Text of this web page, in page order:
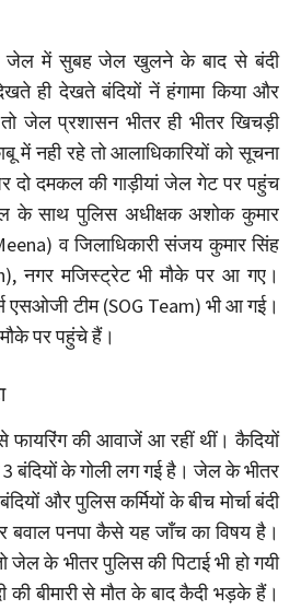
जेल में सुबह जेल खुलने के बाद से बंदी
ही देखते बंदियों नें हंगामा किया और
जेल प्रशासन भीतर ही भीतर खिचड़ी
में नही रहे तो आलाधिकारियों को सूचना
दो दमकल की गाड़ीयां जेल गेट पर पहुंच
के साथ पुलिस अधीक्षक अशोक कुमार
व जिलाधिकारी संजय कुमार सिंह
नगर मजिस्ट्रेट भी मौके पर आ गए।
एसओजी टीम (SOG Team) भी आ गई।
पर पहुंचे हैं।
की आवाजें आ रहीं थीं। कैदियों
बंदियों के गोली लग गई है। जेल के भीतर
और पुलिस कर्मियों के बीच मोर्चा बंदी
पनपा कैसे यह जाँच का विषय है।
जेल के भीतर पुलिस की पिटाई भी हो गयी
की बीमारी से मौत के बाद कैदी भड़के हैं।